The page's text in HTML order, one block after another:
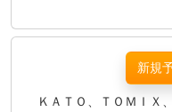
新規
ＫＡＴＯ、ＴＯＭＩＸ